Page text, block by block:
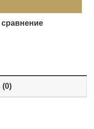
сравнение